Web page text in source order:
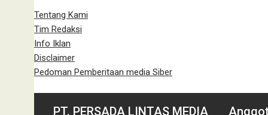
Tentang Kami
Tim Redaksi
Info Iklan
Disclaimer
Pedoman Pemberitaan media Siber
PT. PERSADA LINTAS MEDIA